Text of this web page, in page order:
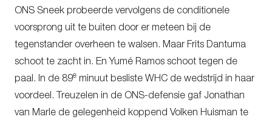
ONS Sneek probeerde vervolgens de conditionele
voorsprong uit te buiten door er meteen bij de
tegenstander overheen te walsen. Maar Frits Dantuma
schoot te zacht in. En Yumé Ramos schoot tegen de
paal. In de 89e minuut besliste WHC de wedstrijd in haar
voordeel. Treuzelen in de ONS-defensie gaf Jonathan
van Marle de gelegenheid koppend Volken Huisman te